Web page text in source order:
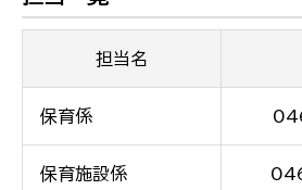
担当名
保育係
保育施設係